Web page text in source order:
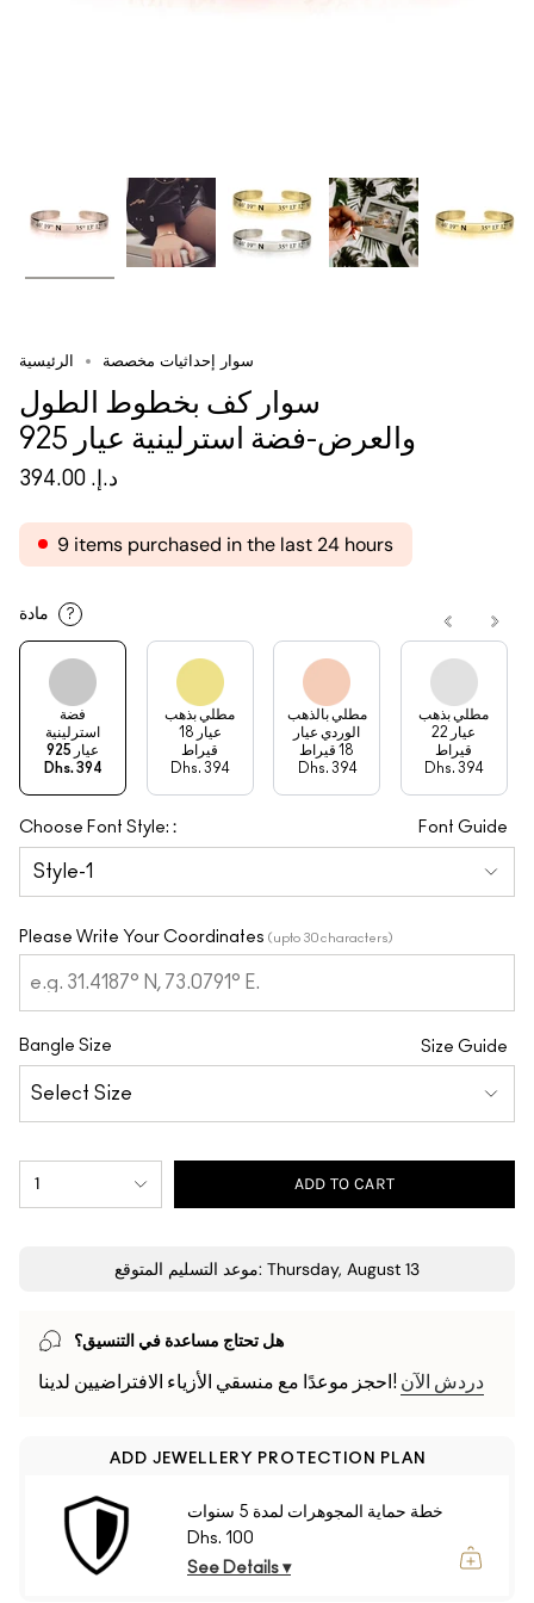
الرئيسية سوار إحداثيات مخصصة
سوار كف بخطوط الطول
والعرض-فضة استرلينية عيار 925
د.إ.‏ 394.00
9 items purchased in the last 24 hours
?
فضة
استرلينية
عيار 925
Dhs. 394
مطلي بذهب
عيار 18
قيراط
Dhs. 394
مطلي بالذهب
الوردي عيار
18 قيراط
Dhs. 394
مطلي بذهب
عيار 22
قيراط
Dhs. 394
Choose Font Style: : Font Guide
Please Write Your Coordinates (upto 30 characters)
Bangle Size Size Guide
1 ADD TO CART
موعد التسليم المتوقع: Thursday, August 13
هل تحتاج مساعدة في التنسيق؟
احجز موعدًا مع منسقي الأزياء الافتراضيين لدينا! دردش الآن
ADD JEWELLERY PROTECTION PLAN
خطة حماية المجوهرات لمدة 5 سنوات
Dhs. 100
See Details ▾